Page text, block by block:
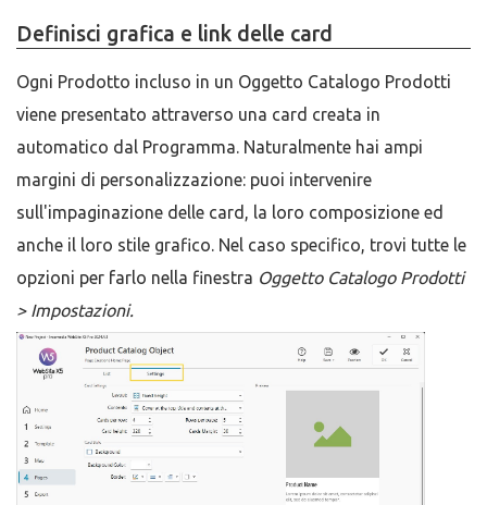
Definisci grafica e link delle card
Ogni Prodotto incluso in un Oggetto Catalogo Prodotti
viene presentato attraverso una card creata in
automatico dal Programma. Naturalmente hai ampi
margini di personalizzazione: puoi intervenire
sull'impaginazione delle card, la loro composizione ed
anche il loro stile grafico. Nel caso specifico, trovi tutte le
opzioni per farlo nella finestra Oggetto Catalogo Prodotti
> Impostazioni.